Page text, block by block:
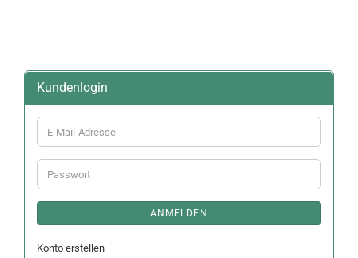
Kundenlogin
E-
Mail-
Adresse
Passwort
ANMELDEN
Konto erstellen